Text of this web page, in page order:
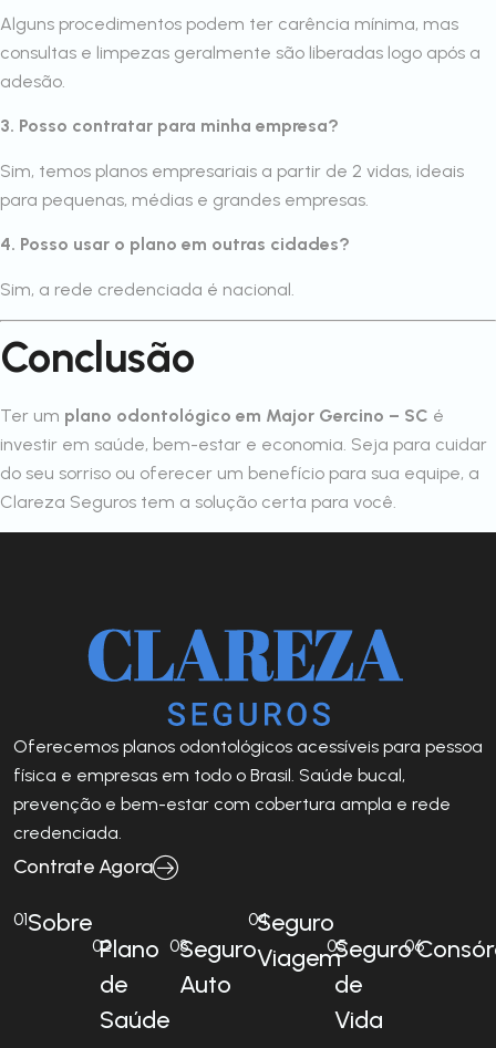
Alguns procedimentos podem ter carência mínima, mas
consultas e limpezas geralmente são liberadas logo após a
adesão.
3. Posso contratar para minha empresa?
Sim, temos planos empresariais a partir de 2 vidas, ideais
para pequenas, médias e grandes empresas.
4. Posso usar o plano em outras cidades?
Sim, a rede credenciada é nacional.
Conclusão
Ter um plano odontológico em Major Gercino – SC é
investir em saúde, bem-estar e economia. Seja para cuidar
do seu sorriso ou oferecer um benefício para sua equipe, a
Clareza Seguros tem a solução certa para você.
Oferecemos planos odontológicos acessíveis para pessoa
física e empresas em todo o Brasil. Saúde bucal,
prevenção e bem-estar com cobertura ampla e rede
credenciada.
Contrate Agora
01Sobre
02Plano
de
Saúde
03Seguro
Auto
04Seguro
Viagem
05Seguro
de
Vida
06